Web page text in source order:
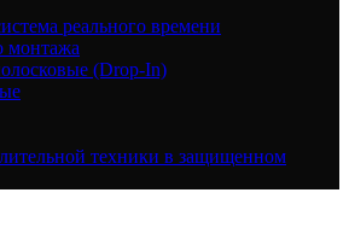
реального времени
монтажа
(Drop-In)
техники в защищенном